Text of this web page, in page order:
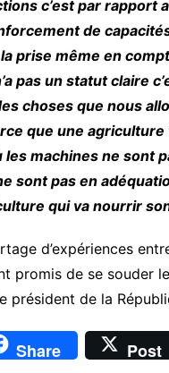
c’est par rapport
de
prise même en
pas un statut claire
choses que nous
que une
machines ne sont
sont pas en
qui va nourrir
d’expériences
promis de se souder
président de la
Share Post